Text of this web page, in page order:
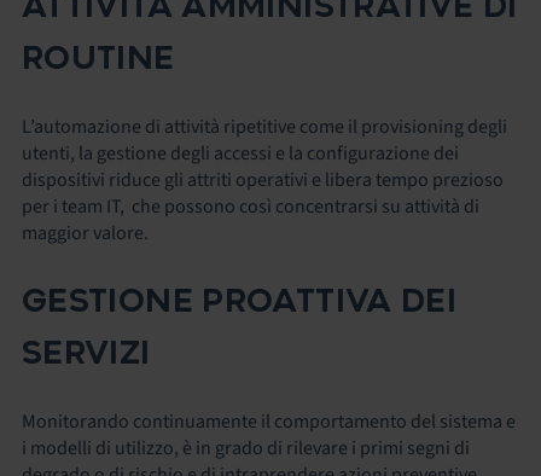
ROUTINE
L’automazione di attività ripetitive come il provisioning degli
utenti, la gestione degli accessi e la configurazione dei
dispositivi riduce gli attriti operativi e libera tempo prezioso
per i team IT, che possono così concentrarsi su attività di
maggior valore.
GESTIONE PROATTIVA DEI
SERVIZI
Monitorando continuamente il comportamento del sistema e
i modelli di utilizzo, è in grado di rilevare i primi segni di